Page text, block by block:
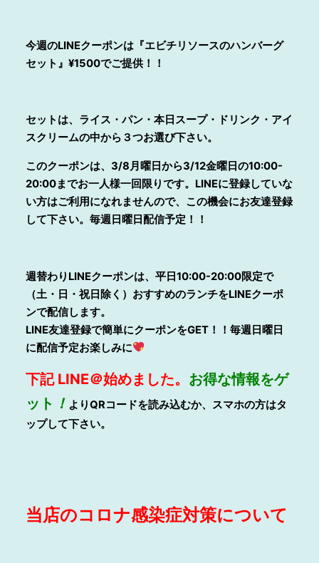
今週のLINEクーポンは『エビチリソースのハンバーグ
セット』¥1500でご提供！！
セットは、ライス・パン・本日スープ・ドリンク・アイ
スクリームの中から３つお選び下さい。
このクーポンは、3/8月曜日から3/12金曜日の10:00-
20:00までお一人様一回限りです。LINEに登録していな
い方はご利用になれませんので、この機会にお友達登録
して下さい。毎週日曜日配信予定！！
週替わりLINEクーポンは、平日10:00-20:00限定で
（土・日・祝日除く）おすすめのランチをLINEクーポ
ンで配信します。
LINE友達登録で簡単にクーポンをGET！！毎週日曜日
に配信予定お楽しみに
下記 LINE＠始めました。 お得な情報をゲ
ット ！ よりQRコードを読み込むか、スマホの方はタ
ップして下さい。
当店のコ ロナ感染症対策について